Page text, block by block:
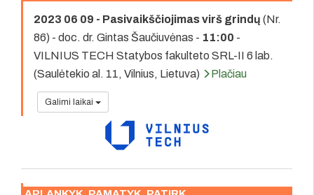
2023 06 09 - Pasivaikščiojimas virš grindų (Nr.
86) - doc. dr. Gintas Šaučiuvėnas - 11:00 -
VILNIUS TECH Statybos fakulteto SRL-II 6 lab.
(Saulėtekio al. 11, Vilnius, Lietuva)
Plačiau
Galimi laikai